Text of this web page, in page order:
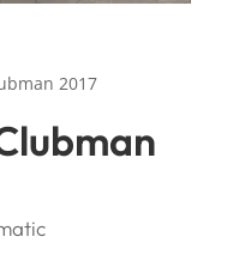
2017